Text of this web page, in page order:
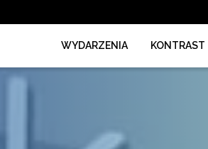
WYDARZENIA KONTRAST